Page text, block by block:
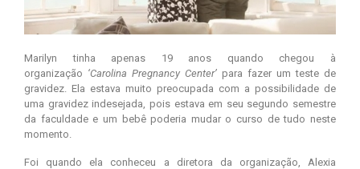
Marilyn tinha apenas 19 anos quando chegou à
organização ‘Carolina Pregnancy Center’ para fazer um teste de
gravidez. Ela estava muito preocupada com a possibilidade de
uma gravidez indesejada, pois estava em seu segundo semestre
da faculdade e um bebê poderia mudar o curso de tudo neste
momento.
Foi quando ela conheceu a diretora da organização, Alexia